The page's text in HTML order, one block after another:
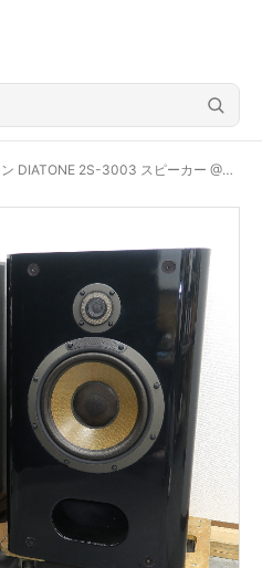
DIATONE 2S-3003 スピーカー @48576